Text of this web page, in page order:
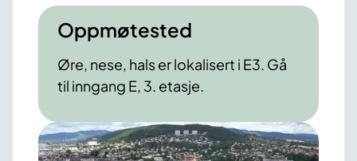
Oppmøtested
Øre, nese, hals er lokalisert i E3. Gå
til inngang E, 3. etasje.